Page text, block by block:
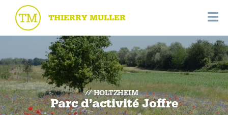
THIERRY MULLER
HOLTZHEIM
Parc d’activité Joffre